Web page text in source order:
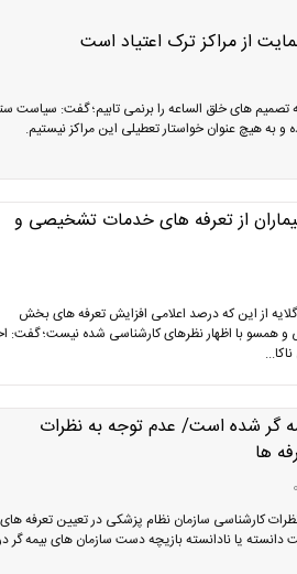
از مراکز ترک اعتیاد است
تصمیم های خلق الساعه را برنمی تابیم؛ گفت: سیاست
و به هیچ عنوان خواستار تعطیلی این مراکز نیستیم.
از تعرفه های خدمات تشخیصی و
از این که درصد اعلامی افزایش تعرفه های بخش
پزشکی و همسو با اظهار نظرهای کارشناسی شده نیست؛ گفت:
گر شده است/ عدم توجه به نظرات
ها
0
کارشناسی سازمان نظام پزشکی در تعیین تعرفه
دانسته یا نادانسته بازیچه دست سازمان های بیمه گر